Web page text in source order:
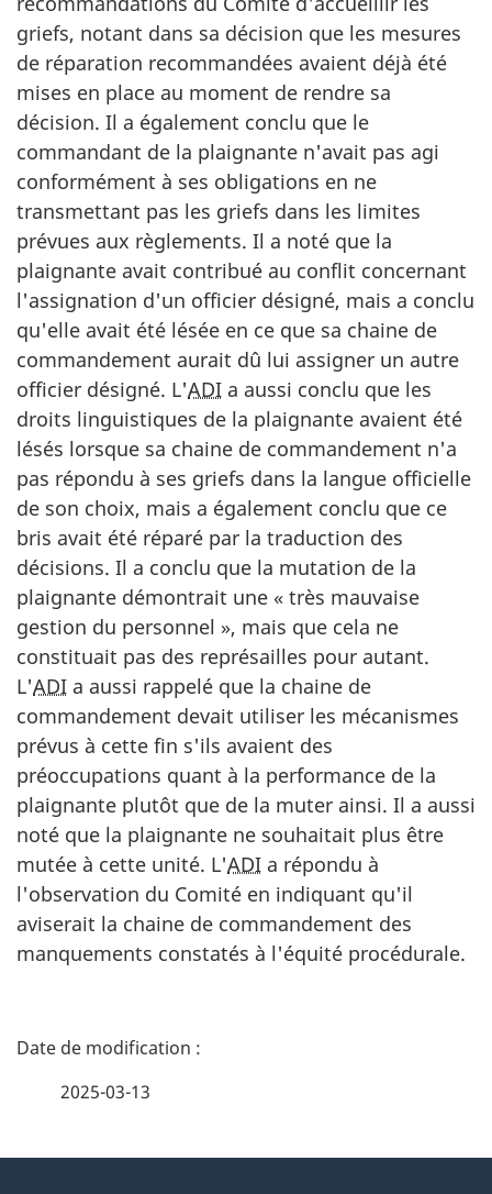
griefs, notant dans sa décision que les mesures
de réparation recommandées avaient déjà été
mises en place au moment de rendre sa
décision. Il a également conclu que le
commandant de la plaignante n'avait pas agi
conformément à ses obligations en ne
transmettant pas les griefs dans les limites
prévues aux règlements. Il a noté que la
plaignante avait contribué au conflit concernant
l'assignation d'un officier désigné, mais a conclu
qu'elle avait été lésée en ce que sa chaine de
commandement aurait dû lui assigner un autre
officier désigné. L'ADI a aussi conclu que les
droits linguistiques de la plaignante avaient été
lésés lorsque sa chaine de commandement n'a
pas répondu à ses griefs dans la langue officielle
de son choix, mais a également conclu que ce
bris avait été réparé par la traduction des
décisions. Il a conclu que la mutation de la
plaignante démontrait une « très mauvaise
gestion du personnel », mais que cela ne
constituait pas des représailles pour autant.
L'ADI a aussi rappelé que la chaine de
commandement devait utiliser les mécanismes
prévus à cette fin s'ils avaient des
préoccupations quant à la performance de la
plaignante plutôt que de la muter ainsi. Il a aussi
noté que la plaignante ne souhaitait plus être
mutée à cette unité. L'ADI a répondu à
l'observation du Comité en indiquant qu'il
aviserait la chaine de commandement des
manquements constatés à l'équité procédurale.
D
2025-03-13